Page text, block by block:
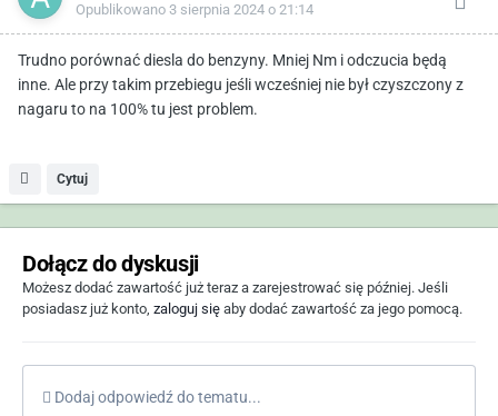
Opublikowano 3 sierpnia 2024 o 21:14
Trudno porównać diesla do benzyny. Mniej Nm i odczucia będą
inne. Ale przy takim przebiegu jeśli wcześniej nie był czyszczony z
nagaru to na 100% tu jest problem.
Cytuj
Dołącz do dyskusji
Możesz dodać zawartość już teraz a zarejestrować się później. Jeśli
posiadasz już konto, zaloguj się aby dodać zawartość za jego pomocą.
Dodaj odpowiedź do tematu...